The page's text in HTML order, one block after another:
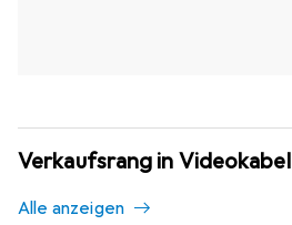
Verkaufsrang in Videokabel
Alle anzeigen